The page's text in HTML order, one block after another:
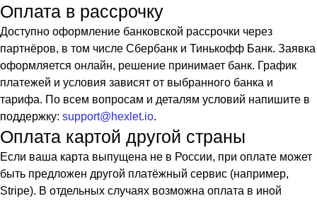
Оплата в рассрочку
Доступно оформление банковской рассрочки через
партнёров, в том числе Сбербанк и Тинькофф Банк. Заявка
оформляется онлайн, решение принимает банк. График
платежей и условия зависят от выбранного банка и
тарифа. По всем вопросам и деталям условий напишите в
поддержку: support@hexlet.io.
Оплата картой другой страны
Если ваша карта выпущена не в России, при оплате может
быть предложен другой платёжный сервис (например,
Stripe). В отдельных случаях возможна оплата в иной